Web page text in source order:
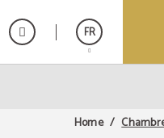
FR
English
Home